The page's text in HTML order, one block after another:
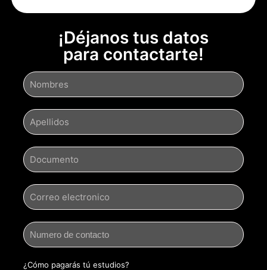
¡Déjanos tus datos
para contactarte!
¿Cómo pagarás tú estudios?